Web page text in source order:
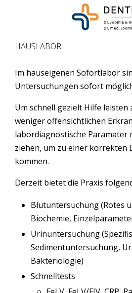
Mobile Menu Toggle
HAUSLABOR
Im hauseigenen Sofortlabor
Untersuchungen sofort
Um schnell gezielt Hilfe leisten
weniger offensichtlichen
labordiagnostische Paramater
ziehen, um zu einer korrekten
kommen.
Derzeit bietet die Praxis
Blutuntersuchung (Rotes
Biochemie,
Urinuntersuchung
Sedimentuntersuchung,
Bakteriologie)
Schnelltests